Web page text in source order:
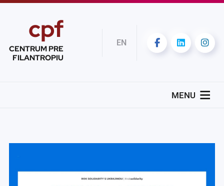
cpf
CENTRUM PRE
FILANTROPIU
EN
MENU